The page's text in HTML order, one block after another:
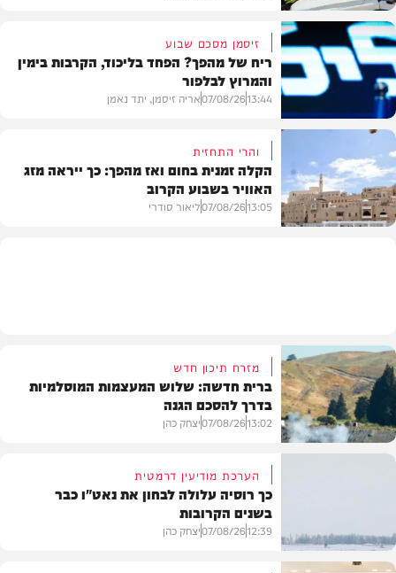
בארץ
פוליטי
זיסמן מסכם שבוע
ריח של מהפך? הפחד בליכוד, הקרבות בימין
והמרוץ לבלפור
13:44
07/08/26אריה זיסמן, יתד נאמן
והרי התחזית
הקלה זמנית בחום ואז מהפך: כך ייראה מזג
האוויר בשבוע הקרוב
13:05
07/08/26ליאור סודרי
מזרח תיכון חדש
ברית חדשה: שלוש המעצמות המוסלמיות
בדרך להסכם הגנה
13:02
07/08/26יצחק כהן
הערכת מודיעין דרמטית
כך רוסיה עלולה לבחון את נאט"ו כבר
בשנים הקרובות
12:39
07/08/26יצחק כהן